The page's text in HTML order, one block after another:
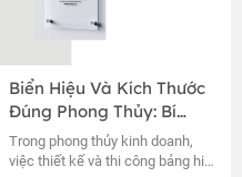
Biển Hiệu Và Kích Thước
Đúng Phong Thủy: Bí
Quyết Thành Công Cho
Doanh Nghiệp
Trong phong thủy kinh doanh,
việc thiết kế và thi công bảng hiệu